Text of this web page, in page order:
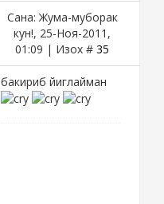
Сана: Жума-муборак
кун!, 25-Ноя-2011,
01:09 | Изох # 35
бакириб йиглайман